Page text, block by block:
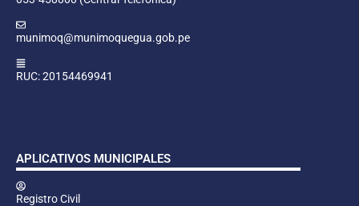
munimoq@munimoquegua.gob.pe
RUC: 20154469941
APLICATIVOS MUNICIPALES
Registro Civil